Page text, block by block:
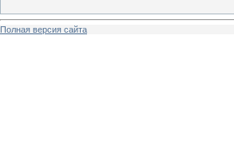
Полная версия сайта